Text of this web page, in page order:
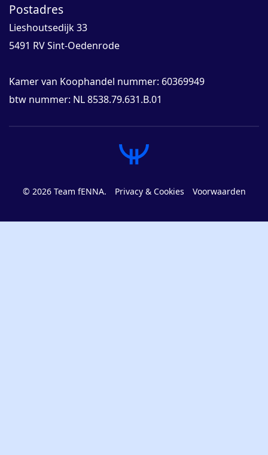
Postadres
Lieshoutsedijk 33
5491 RV Sint-Oedenrode
Kamer van Koophandel nummer: 60369949
btw nummer: NL 8538.79.631.B.01
© 2026 Team fENNA. Privacy & Cookies Voorwaarden